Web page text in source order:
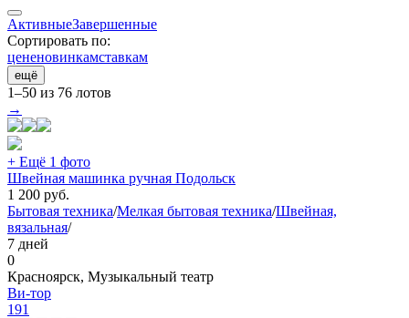
АктивныеЗавершенные
Сортировать по:
цененовинкамставкам
ещё
1–50 из 76 лотов
→
+ Ещё 1 фото
Швейная машинка ручная Подольск
1 200 руб.
Бытовая техника/Мелкая бытовая техника/Швейная,
вязальная/
7 дней
0
Красноярск, Музыкальный театр
Ви-тор
191